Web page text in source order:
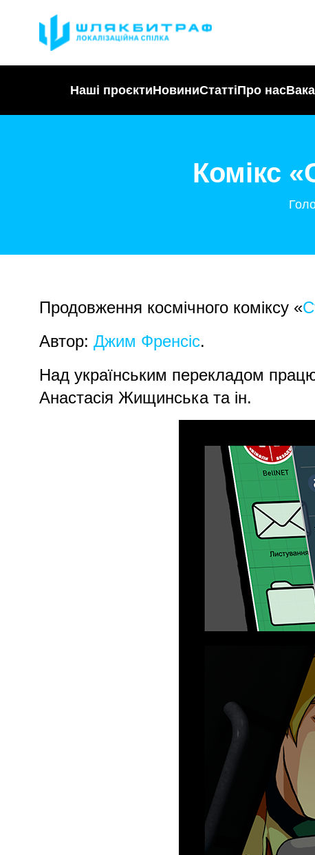
Наші проєктиНовиниСтаттіПро нас
Комікс
Продовження космічного коміксу «
Автор: Джим Френсіс.
Над українським перекладом
Анастасія Жищинська та ін.